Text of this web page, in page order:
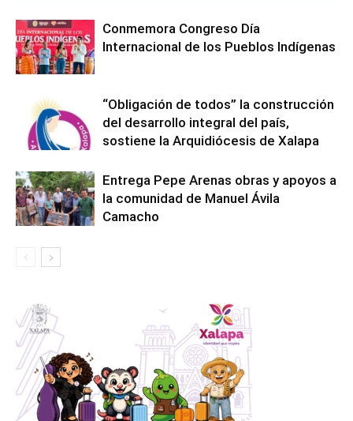
Conmemora Congreso Día
Internacional de los Pueblos Indígenas
“Obligación de todos” la construcción
del desarrollo integral del país,
sostiene la Arquidiócesis de Xalapa
Entrega Pepe Arenas obras y apoyos a
la comunidad de Manuel Ávila
Camacho